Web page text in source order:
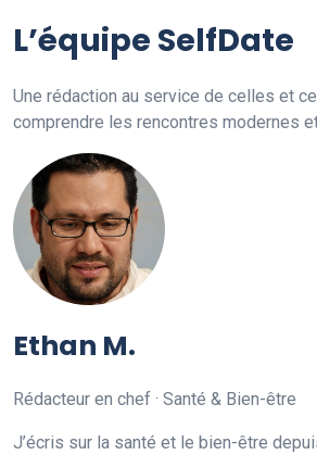
L’équipe SelfDate
Une rédaction au service de celles et
comprendre les rencontres modernes
Ethan M.
Rédacteur en chef · Santé & Bien-être
J’écris sur la santé et le bien-être